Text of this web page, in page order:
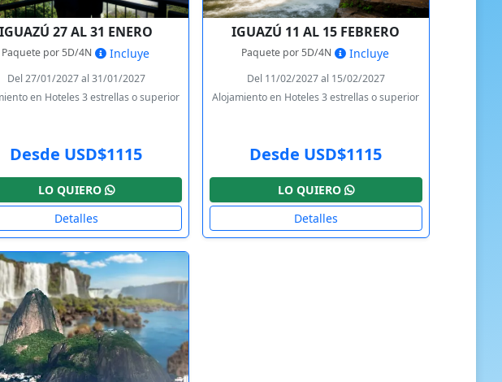
IGUAZÚ 27 AL 31 ENERO
Paquete por 5D/4N Incluye
Del 27/01/2027 al 31/01/2027
en Hoteles 3 estrellas o superior
Desde USD$1115
LO QUIERO
Detalles
IGUAZÚ 11 AL 15 FEBRERO
Paquete por 5D/4N Incluye
Del 11/02/2027 al 15/02/2027
Alojamiento en Hoteles 3 estrellas o superior
Desde USD$1115
LO QUIERO
Detalles